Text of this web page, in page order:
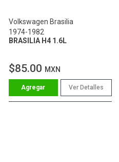
Volkswagen Brasilia
1974-1982
BRASILIA H4 1.6L
$85.00 MXN
Ver Detalles